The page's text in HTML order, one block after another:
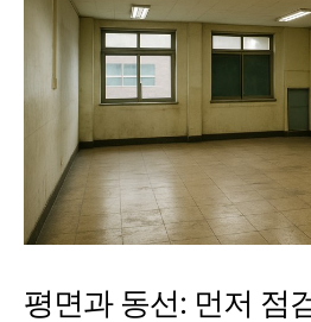
평면과 동선: 먼저 점